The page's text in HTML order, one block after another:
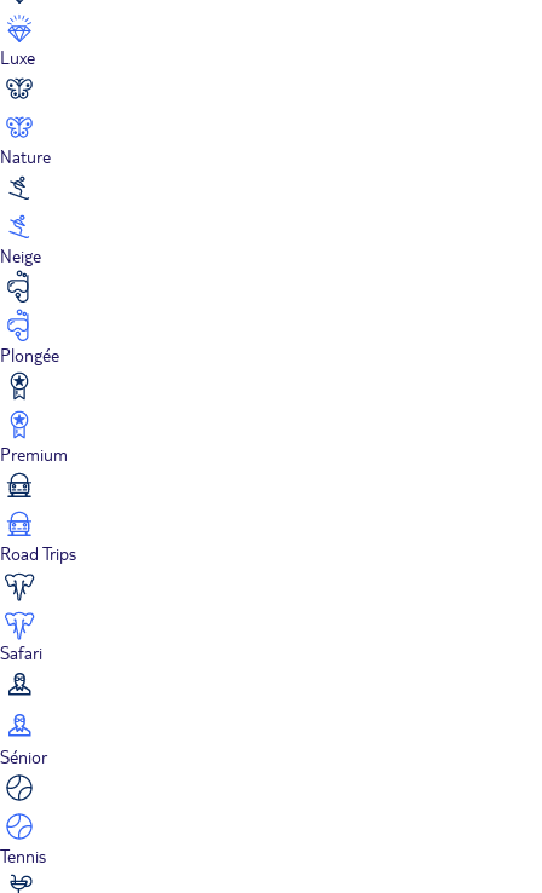
Luxe
Nature
Neige
Plongée
Premium
Road Trips
Safari
Sénior
Tennis